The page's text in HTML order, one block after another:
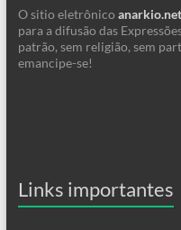
O sitio eletrônico anarkio.net
para a difusão das
patrão, sem religião, sem
emancipe-se!
Links importantes